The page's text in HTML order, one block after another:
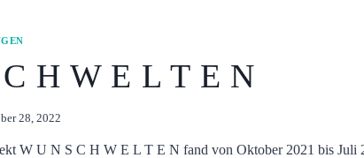
H W E L T E N
28, 2022
W U N S C H W E L T E N fand von Oktober 2021 bis Juli